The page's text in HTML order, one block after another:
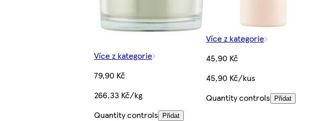
Více z kategorie
79,90 Kč
266,33 Kč/kg
Quantity controls
Přidat
Více z kategorie
45,90 Kč
45,90 Kč/kus
Quantity controls
Přidat